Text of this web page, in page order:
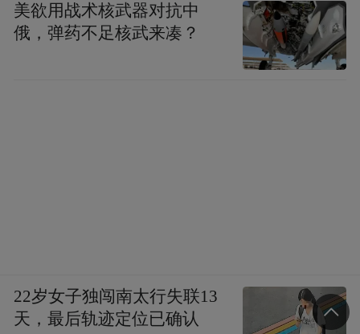
美欲用战术核武器对抗中
俄，弹药不足核武来凑？
22岁女子独闯南太行失联13
天，最后轨迹定位已确认